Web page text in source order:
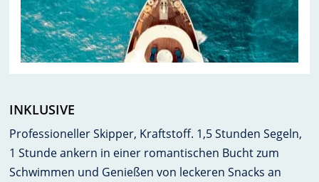
INKLUSIVE
Professioneller Skipper, Kraftstoff. 1,5 Stunden Segeln,
1 Stunde ankern in einer romantischen Bucht zum
Schwimmen und Genießen von leckeren Snacks an